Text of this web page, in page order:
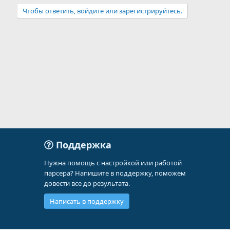
Чтобы ответить, войдите или зарегистрируйтесь.
Поддержка
Нужна помощь с настройкой или работой
парсера? Напишите в поддержку, поможем
довести все до результата.
Написать в поддержку